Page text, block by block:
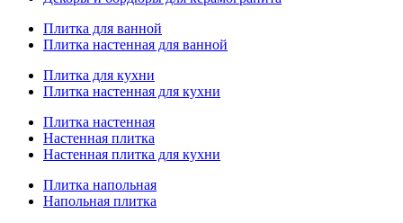
Плитка для ванной
Плитка настенная для ванной
Плитка для кухни
Плитка настенная для кухни
Плитка настенная
Настенная плитка
Настенная плитка для кухни
Плитка напольная
Напольная плитка